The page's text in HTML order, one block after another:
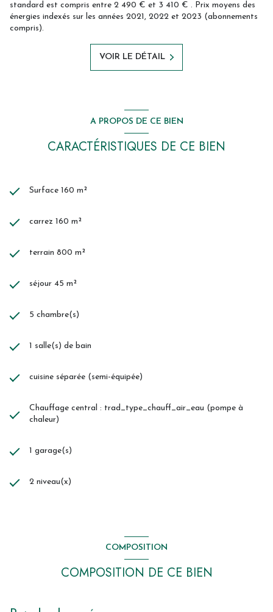
standard est compris entre 2 490 € et 3 410 € . Prix moyens des
énergies indexés sur les années 2021, 2022 et 2023 (abonnements
compris).
VOIR LE DÉTAIL
A PROPOS DE CE BIEN
CARACTÉRISTIQUES DE CE BIEN
Surface 160 m²
carrez 160 m²
terrain 800 m²
séjour 45 m²
5 chambre(s)
1 salle(s) de bain
cuisine séparée (semi-équipée)
Chauffage central : trad_type_chauff_air_eau (pompe à
chaleur)
1 garage(s)
2 niveau(x)
COMPOSITION
COMPOSITION DE CE BIEN